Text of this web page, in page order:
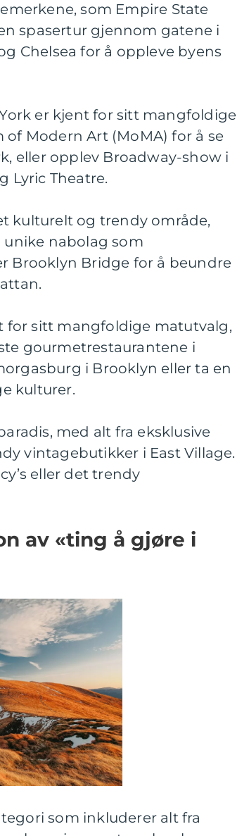
som Empire State
spasertur gjennom gatene i
Chelsea for å oppleve byens
er kjent for sitt mangfoldige
Modern Art (MoMA) for å se
eller opplev Broadway-show i
Lyric Theatre.
kulturelt og trendy område,
nabolag som
Brooklyn Bridge for å beundre
for sitt mangfoldige matutvalg,
gourmetrestaurantene i
i Brooklyn eller ta en
kulturer.
med alt fra eksklusive
vintagebutikker i East Village.
eller det trendy
av «ting å gjøre i
som inkluderer alt fra